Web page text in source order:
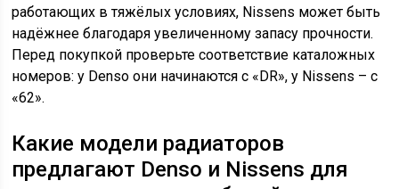
работающих в тяжёлых условиях, Nissens может быть
надёжнее благодаря увеличенному запасу прочности.
Перед покупкой проверьте соответствие каталожных
номеров: у Denso они начинаются с «DR», у Nissens – с
«62».
Какие модели радиаторов
предлагают Denso и Nissens для